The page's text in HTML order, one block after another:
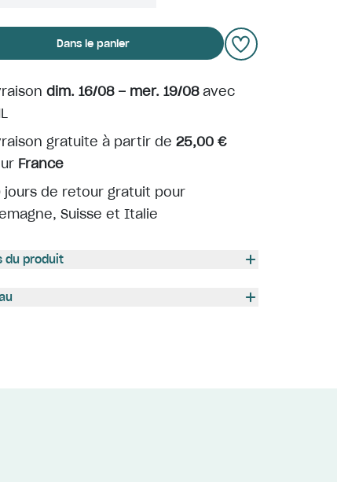
Dans le panier
dim. 16/08 – mer. 19/08avec
gratuite à partir de 25,00 €
France
jours de retour gratuit pour
Suisse et Italie
du produit